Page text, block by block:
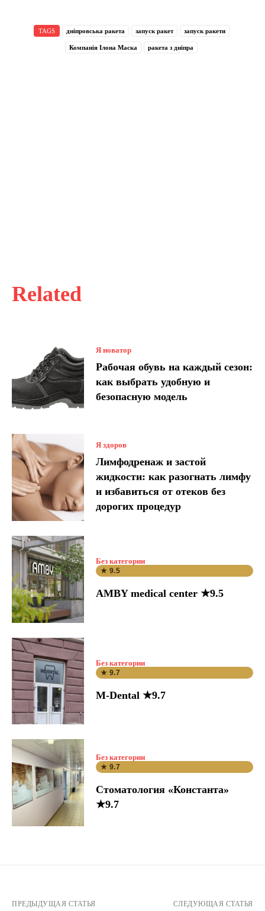
Related
Я новатор
Рабочая обувь на каждый сезон:
как выбрать удобную и
безопасную модель
Я здоров
Лимфодренаж и застой
жидкости: как разогнать лимфу
и избавиться от отеков без
дорогих процедур
Без категории
★ 9.5
AMBY medical center ★9.5
Без категории
★ 9.7
M-Dental ★9.7
Без категории
★ 9.7
Стоматология «Константа»
★9.7
TAGS дніпровська ракета запуск ракет запуск ракети
Компанія Ілона Маска ракета з дніпра
ПРЕДЫДУЩАЯ СТАТЬЯ СЛЕДУЮЩАЯ СТАТЬЯ